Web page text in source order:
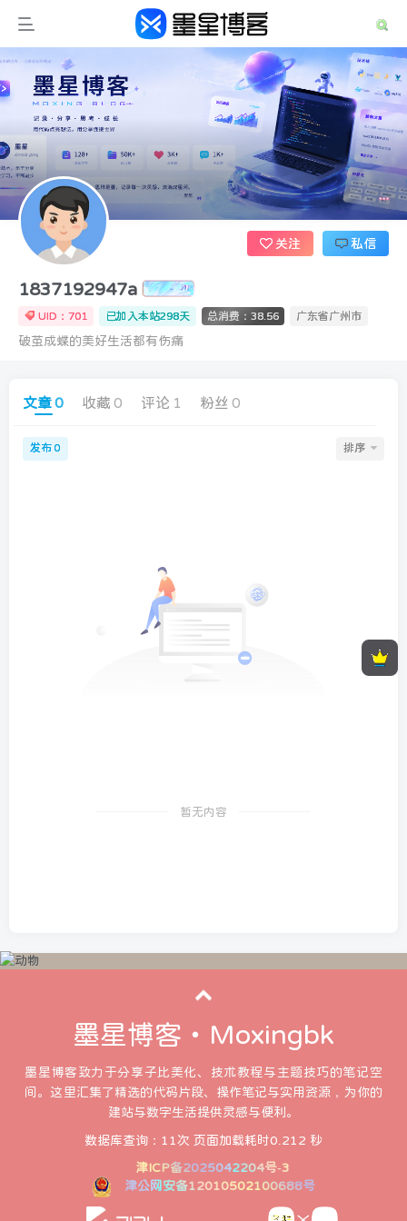
1837192947a
UID：701 已加入本站298天 总消费：38.56 广东省广州市
破茧成蝶的美好生活都有伤痛
关注 私信
文章0 收藏 0 评论 1 粉丝 0
发布 0 排序
暂无内容
墨星博客・Moxingbk
墨星博客致力于分享子比美化、技术教程与主题技巧的笔记空
间。这里汇集了精选的代码片段、操作笔记与实用资源，为你的
建站与数字生活提供灵感与便利。
数据库查询：11次 页面加载耗时0.212 秒
津ICP备2025042204号-3
津公网安备12010502100688号